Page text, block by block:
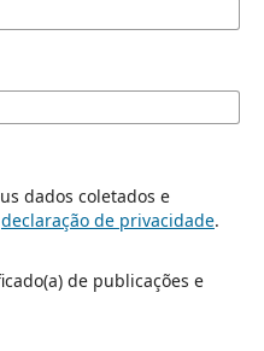
declaração de privacidade.